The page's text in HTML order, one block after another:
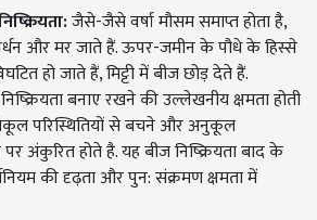
जैसे-जैसे वर्षा मौसम समाप्त होता है,
और मर जाते हैं. ऊपर-जमीन के पौधे के हिस्से
हो जाते हैं, मिट्टी में बीज छोड़ देते हैं.
बनाए रखने की उल्लेखनीय क्षमता होती
परिस्थितियों से बचने और अनुकूल
पर अंकुरित होते है. यह बीज निष्क्रियता बाद के
की दृढ़ता और पुन: संक्रमण क्षमता में